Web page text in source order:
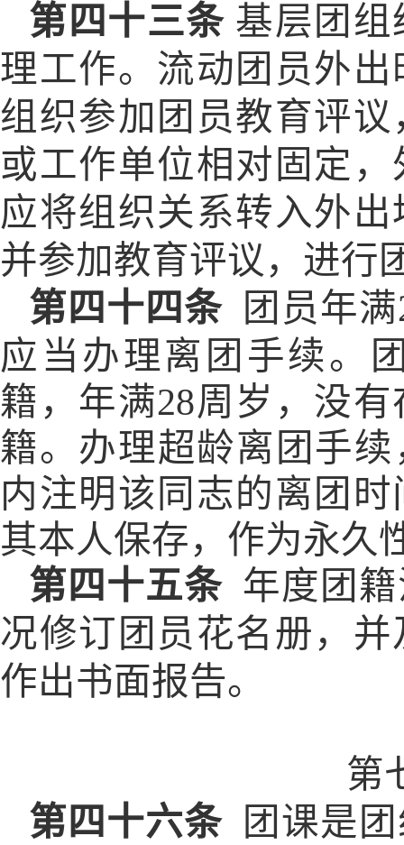
第四十三条 基层团
理工作。流动团员外
组织参加团员教育评
或工作单位相对固定
应将组织关系转入外
并参加教育评议，进行
第四十四条
团员年满
应当办理离团手续。
籍，年满28周岁，没
籍。办理超龄离团手
内注明该同志的离团
其本人保存，作为永久
第四十五条 年度团
况修订团员花名册，
作出书面报告。
第
第四十六条
团课是